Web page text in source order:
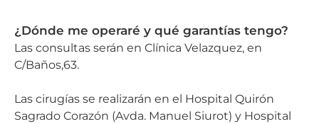
¿Dónde me operaré y qué garantías tengo?
Las consultas serán en Clínica Velazquez, en
C/Baños,63.
Las cirugías se realizarán en el Hospital Quirón
Sagrado Corazón (Avda. Manuel Siurot) y Hospital